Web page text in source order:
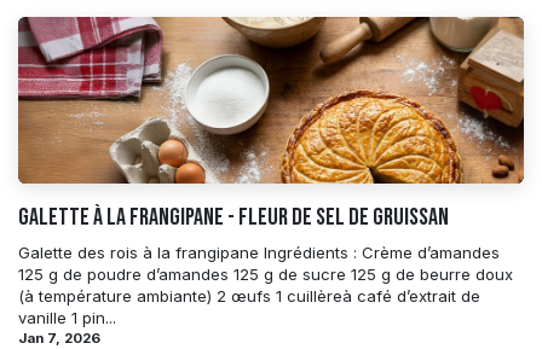
Galette à la frangipane - Fleur de Sel de Gruissan
Galette des rois à la frangipane Ingrédients : Crème d’amandes
125 g de poudre d’amandes 125 g de sucre 125 g de beurre doux
(à température ambiante) 2 œufs 1 cuillèreà café d’extrait de
vanille 1 pin...
Jan 7, 2026